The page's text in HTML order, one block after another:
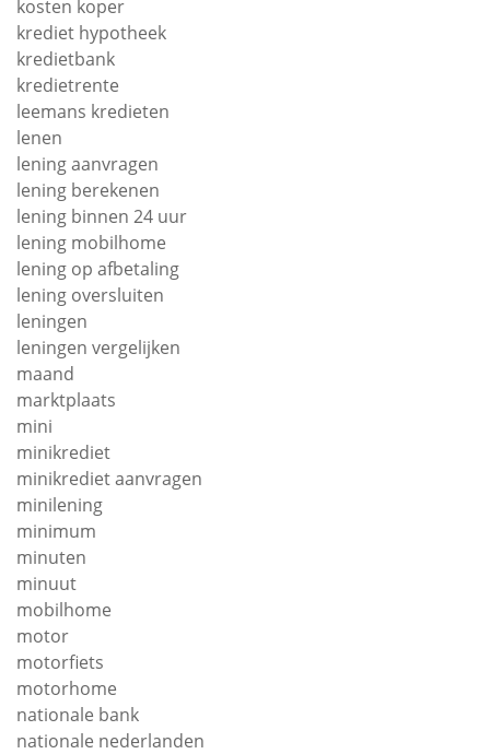
kosten koper
krediet hypotheek
kredietbank
kredietrente
leemans kredieten
lenen
lening aanvragen
lening berekenen
lening binnen 24 uur
lening mobilhome
lening op afbetaling
lening oversluiten
leningen
leningen vergelijken
maand
marktplaats
mini
minikrediet
minikrediet aanvragen
minilening
minimum
minuten
minuut
mobilhome
motor
motorfiets
motorhome
nationale bank
nationale nederlanden